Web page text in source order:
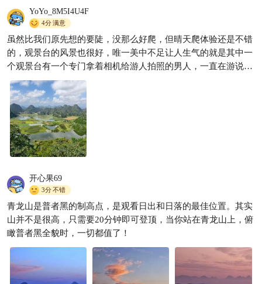
普者黑夏天封神✨2日游懒人攻
略｜不赶路全是美景
云南旅行玩家  1145
YoYo_8M5I4U4F
4分满意
虽然比我们原先想的要陡，没那么好爬，但晴天爬体验还是不错
的，观景台的风景也很好，唯一美中不足让人生气的就是其中一
个观景台有一个专门拿着相机给游人拍照的男人，一直在游说客
人拍照，我本来没打算让他拍的，但是我妈妈一来想让人帮我们
拍张合影，二来看他一直没有生意也想照顾一下，让他拍了几张
照片，最后选了两张还可以的，一张要十元，其实拍得并没有很
好，只是比我们的手机拍得亮，说好了要给精修一下，只是他的
平板不在手边，要等会儿修，我们就继续下山了，没想到当晚回
到住处之后一直没收到他所谓“精修”的照片，微信上一共问了三
别呢？他的微信名叫“住在回忆里的海”，大家注意避雷。
开心果69
3分不错
青龙山是普者黑的制高点，是观看日出和日落的最佳位置。其实
山并不是很高，只需要20分钟即可登顶，当你站在青龙山上，俯
瞰普者黑全貌时，一切都值了！